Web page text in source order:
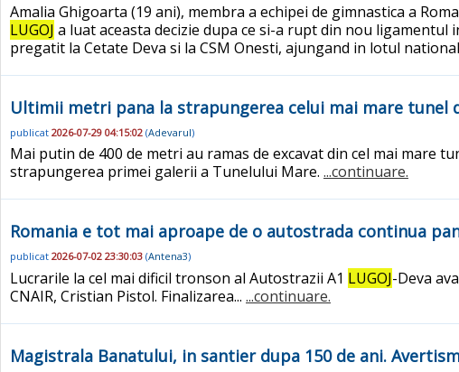
Amalia Ghigoarta (19 ani), membra a echipei de gimnastica a
LUGOJ a luat aceasta decizie dupa ce si-a rupt din nou
pregatit la Cetate Deva si la CSM Onesti, ajungand in lotul national
Ultimii metri pana la strapungerea celui mai mare tunel
publicat 2026-07-29 04:15:02 (Adevarul)
Mai putin de 400 de metri au ramas de excavat din cel mai mare
strapungerea primei galerii a Tunelului Mare. ...continuare.
Romania e tot mai aproape de o autostrada continua
publicat 2026-07-02 23:30:03 (Antena3)
Lucrarile la cel mai dificil tronson al Autostrazii A1 LUGOJ-Deva
CNAIR, Cristian Pistol. Finalizarea... ...continuare.
Magistrala Banatului, in santier dupa 150 de ani.